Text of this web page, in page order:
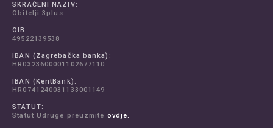
SKRAĆENI NAZIV:
Obitelji 3plus
OIB:
49522139538
IBAN (Zagrebačka banka):
HR0323600001102677110
IBAN (KentBank):
HR0741240031133001149
STATUT:
Statut Udruge preuzmite ovdje.